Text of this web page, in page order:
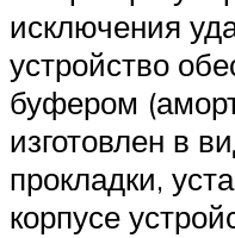
исключения
устройство
буфером
изготовлен в
прокладки,
корпусе